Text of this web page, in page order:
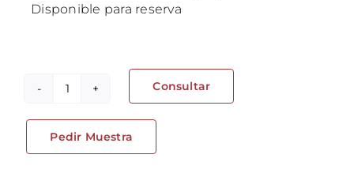
Disponible para reserva
con
clip
Consultar
Pedir Muestra